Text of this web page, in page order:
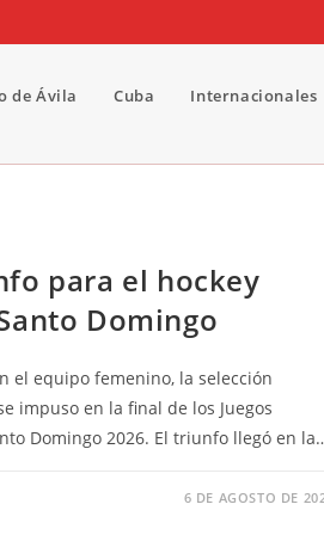
de Ávila Cuba Internacionales
para el hockey
Domingo
el equipo femenino, la selección
impuso en la final de los Juegos
Domingo 2026. El triunfo llegó en
6 DE AGOSTO DE